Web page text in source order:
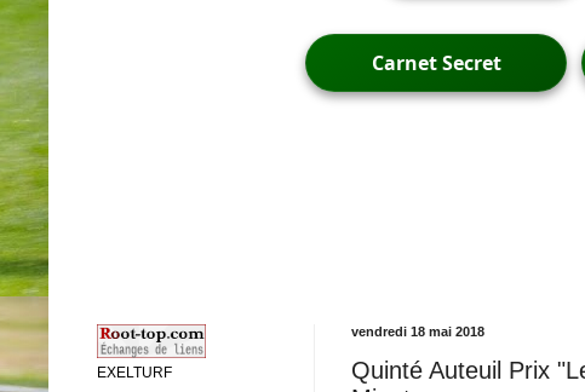
Carnet Secret
vendredi 18 mai 2018
Quinté Auteuil Prix
EXELTURF